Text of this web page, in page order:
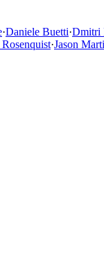
·Daniele Buetti·Dmitri
Rosenquist·Jason